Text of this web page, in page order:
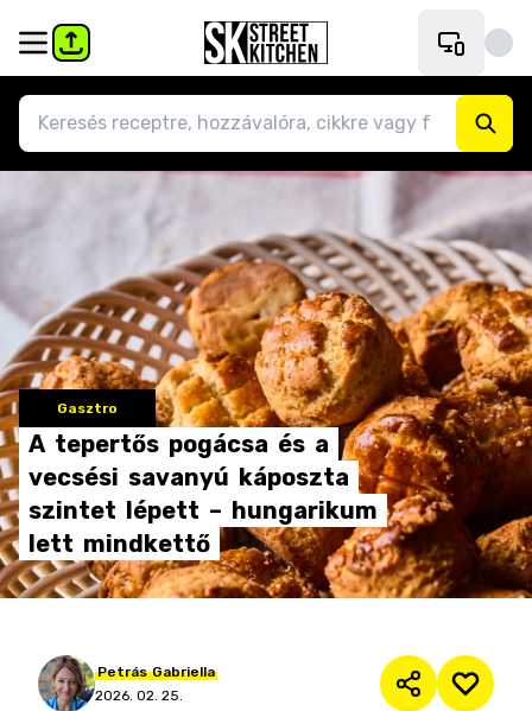
Gasztro
A tepertős pogácsa és a
vecsési savanyú káposzta
szintet lépett – hungarikum
lett mindkettő
Petrás Gabriella
2026. 02. 25.